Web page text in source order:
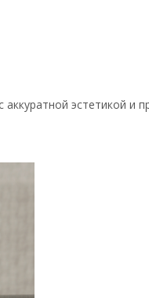
эстетикой и